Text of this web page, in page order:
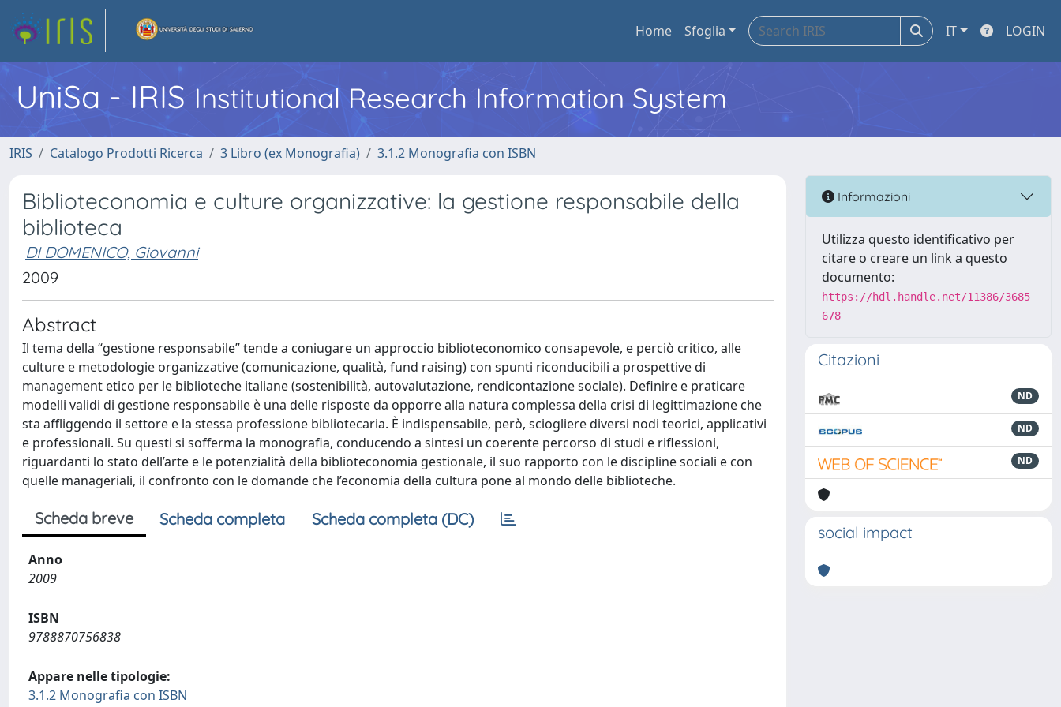
Home Sfoglia IT LOGIN
UniSa - IRIS Institutional Research Information System
IRIS Catalogo Prodotti Ricerca 3 Libro (ex Monografia) 3.1.2 Monografia con ISBN
Biblioteconomia e culture organizzative: la gestione responsabile della
biblioteca
DI DOMENICO, Giovanni
2009
Abstract
Il tema della “gestione responsabile” tende a coniugare un approccio biblioteconomico consapevole, e perciò critico, alle
culture e metodologie organizzative (comunicazione, qualità, fund raising) con spunti riconducibili a prospettive di
management etico per le biblioteche italiane (sostenibilità, autovalutazione, rendicontazione sociale). Definire e praticare
modelli validi di gestione responsabile è una delle risposte da opporre alla natura complessa della crisi di legittimazione che
sta affliggendo il settore e la stessa professione bibliotecaria. È indispensabile, però, sciogliere diversi nodi teorici, applicativi
e professionali. Su questi si sofferma la monografia, conducendo a sintesi un coerente percorso di studi e riflessioni,
riguardanti lo stato dell’arte e le potenzialità della biblioteconomia gestionale, il suo rapporto con le discipline sociali e con
quelle manageriali, il confronto con le domande che l’economia della cultura pone al mondo delle biblioteche.
Scheda breve Scheda completa Scheda completa (DC)
Anno
2009
ISBN
9788870756838
Appare nelle tipologie:
3.1.2 Monografia con ISBN
Informazioni
Utilizza questo identificativo per
citare o creare un link a questo
documento:
https://hdl.handle.net/11386/3685
678
Citazioni
ND
ND
ND
social impact